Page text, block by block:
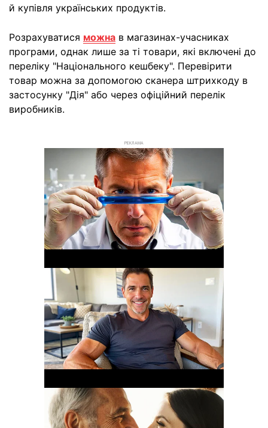
й купівля українських продуктів.
Розрахуватися можна в магазинах-учасниках
програми, однак лише за ті товари, які включені до
переліку "Національного кешбеку". Перевірити
товар можна за допомогою сканера штрихкоду в
застосунку "Дія" або через офіційний перелік
виробників.
РЕКЛАМА